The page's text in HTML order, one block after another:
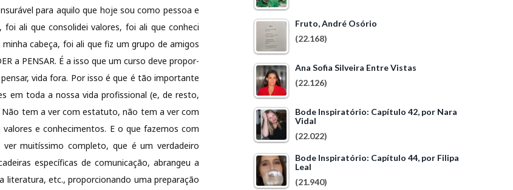
para aquilo que hoje sou como pessoa e
ali que consolidei valores, foi ali que conheci
cabeça, foi ali que fiz um grupo de amigos
a PENSAR. É a isso que um curso deve propor-
vida fora. Por isso é que é tão importante
em toda a nossa vida profissional (e, de resto,
tem a ver com estatuto, não tem a ver com
e conhecimentos. E o que fazemos com
vermuitíssimo completo, que é um verdadeiro
específicas de comunicação, abrangeu a
literatura, etc., proporcionando uma preparação
Fruto, André Osório
(22.168)
Ana Sofia Silveira Entre Vistas
(22.126)
Bode Inspiratório: Capítulo 42, por Nara
Vidal
(22.022)
Bode Inspiratório: Capítulo 44, por Filipa
Leal
(21.940)